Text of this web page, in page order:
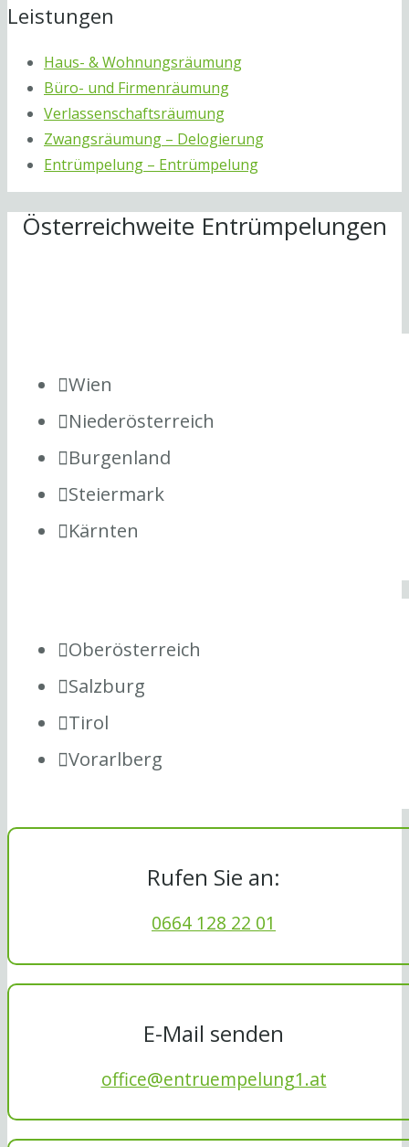
Leistungen
Haus- & Wohnungsräumung
Büro- und Firmenräumung
Verlassenschaftsräumung
Zwangsräumung – Delogierung
Entrümpelung – Entrümpelung
Österreichweite Entrümpelungen
Wien
Niederösterreich
Burgenland
Steiermark
Kärnten
Oberösterreich
Salzburg
Tirol
Vorarlberg
Rufen Sie an:
0664 128 22 01
E-Mail senden
office@entruempelung1.at